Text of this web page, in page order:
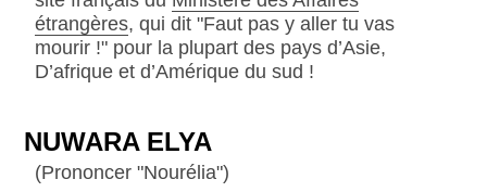
étrangères, qui dit "Faut pas y aller tu vas
mourir !" pour la plupart des pays d’Asie,
D’afrique et d’Amérique du sud !
NUWARA ELYA
(Prononcer "Nourélia")